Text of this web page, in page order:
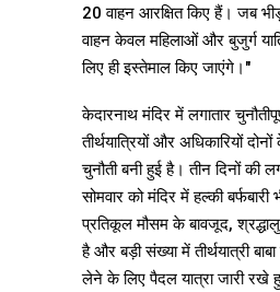
20 वाहन आरक्षित किए हैं। जब
वाहन केवल महिलाओं और बुजुर्ग
लिए ही इस्तेमाल किए जाएंगे।"
केदारनाथ मंदिर में लगातार
तीर्थयात्रियों और अधिकारियों
चुनौती बनी हुई है। तीन दिनों की
सोमवार को मंदिर में हल्की बर्फबारी
प्रतिकूल मौसम के बावजूद,
है और बड़ी संख्या में तीर्थयात्री
लेने के लिए पैदल यात्रा जारी रखे